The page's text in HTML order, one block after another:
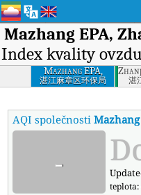
Mazhang EPA,
Index kvality
Mazhang EPA,
Zhanjiang
湛江麻章区环保局 湛
AQI společnostiMazhang
-
teplota: